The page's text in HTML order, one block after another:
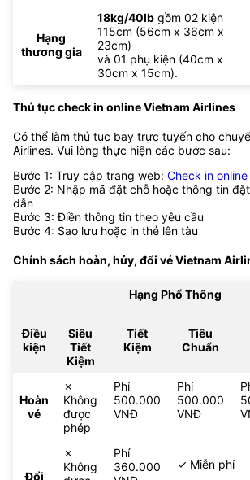
Hạng
thương gia
18kg/40lb gồm 02 kiện
115cm (56cm x 36cm x
23cm)
và 01 phụ kiện (40cm x
30cm x 15cm).
Thủ tục check in online Vietnam Airlines
Có thể làm thủ tục bay trực tuyến cho
Airlines. Vui lòng thực hiện các bước sau:
Bước 1: Truy cập trang web: Check in
Bước 2: Nhập mã đặt chỗ hoặc thông tin
dẫn
Bước 3: Điền thông tin theo yêu cầu
Bước 4: Sao lưu hoặc in thẻ lên tàu
Chính sách hoàn, hủy, đổi véVietnam
Hạng Phổ Thông
Điều
kiện
Siêu
Tiết
Kiệm
Tiết
Kiệm
Tiêu
Chuẩn
Hoàn
vé
✗
Không
được
phép
Phí
500.000
VNĐ
Phí
500.000
VNĐ
Đổi
✗
Không
Phí
360.000
✓ Miễn phí